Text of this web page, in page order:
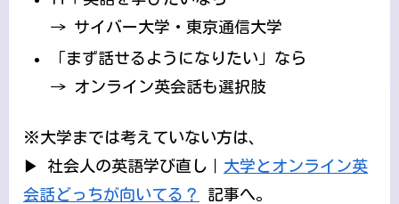
→ サイバー大学・東京通信大学
「まず話せるようになりたい」なら
→ オンライン英会話も選択肢
※大学までは考えていない方は、
▶ 社会人の英語学び直し｜ 大学とオンライン英
会話どっちが向いてる？
記事へ。